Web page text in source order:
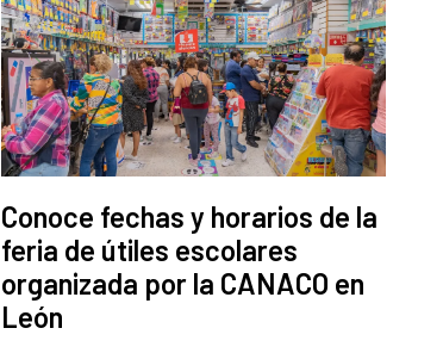
Conoce fechas y horarios de la
feria de útiles escolares
organizada por la CANACO en
León